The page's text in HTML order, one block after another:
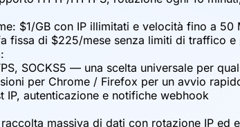
$1/GB con IP illimitati e velocità fino a 50
fissa di $225/mese senza limiti di traffico e
SOCKS5 — una scelta universale per
per Chrome / Firefox per un avvio
IP, autenticazione e notifiche webhook
massiva di dati con rotazione IP ed